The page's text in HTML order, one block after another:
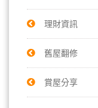
理財資訊
舊屋翻修
賞屋分享